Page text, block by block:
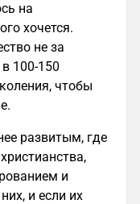
на
хочется.
не за
100-150
чтобы
развитым, где
и
и если их